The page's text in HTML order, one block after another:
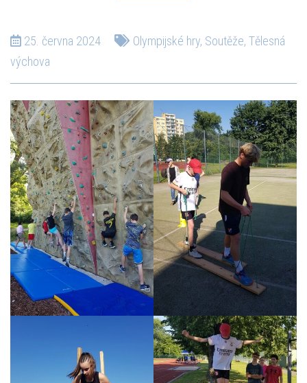
25. června 2024 Olympijské hry, Soutěže, Tělesná
výchova